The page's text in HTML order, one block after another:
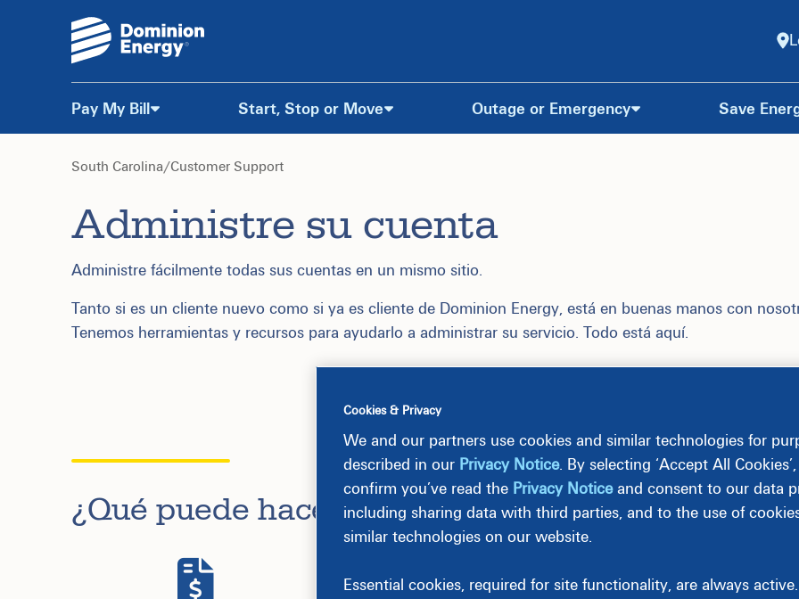
Skip
to
Content
Pay My Bill Start, Stop or Move Outage or Emergency Save
South Carolina/Customer Support
Administre su cuenta
Administre fácilmente todas sus cuentas en un mismo sitio.
Tanto si es un cliente nuevo como si ya es cliente de Dominion Energy, está en buenas manos con
Tenemos herramientas y recursos para ayudarlo a administrar su servicio. Todo está aquí.
¿Qué puede hacer con un perfil en línea?
Cookies & Privacy
We and our partners use cookies and similar technologies for
described in our Privacy Notice. By selecting ‘Accept All
confirm you’ve read the Privacy Noticeand consent to our data
including sharing data with third parties, and to the use of
similar technologies on our website.
Essential cookies, required for site functionality, are always